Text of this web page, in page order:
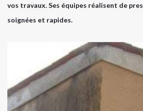
vos travaux. Ses équipes réalisent de
soignées et rapides.